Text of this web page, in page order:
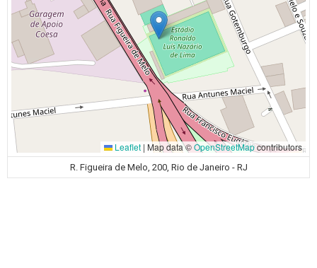
Leaflet | Map data ©OpenStreetMapcontributors
R. Figueira de Melo, 200, Rio de Janeiro - RJ